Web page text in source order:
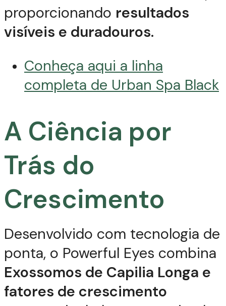
proporcionando resultados
visíveis e duradouros.
Conheça aqui a linha
completa de Urban Spa Black
A Ciência por
Trás do
Crescimento
Desenvolvido com tecnologia de
ponta, o Powerful Eyes combina
Exossomos de Capilia Longa e
fatores de crescimento